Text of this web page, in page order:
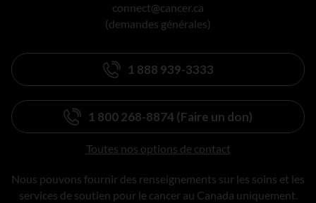
connect@cancer.ca
(demandes générales)
1 888 939-3333
1 800 268-8874 (Faire un don)
Toutes nos options de contact
Nous pouvons fournir des renseignements sur les soins et les
services de soutien pour le cancer au Canada uniquement.